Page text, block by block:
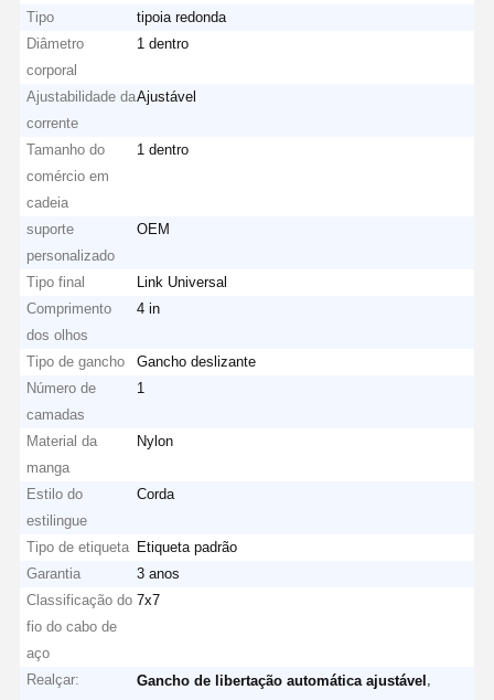
Casa Produtos
Fábrica
Controle De
Casos
Rodas de guindastes
Cilindro de corda do fio
Tipo
tipoia redonda
Diâmetro
corporal
1 dentro
Ajustabilidade da
corrente
Ajustável
Tamanho do
comércio em
cadeia
1 dentro
suporte
personalizado
OEM
Tipo final
Link Universal
Comprimento
dos olhos
4 in
Tipo de gancho
Gancho deslizante
Número de
camadas
1
Material da
manga
Nylon
Estilo do
estilingue
Corda
Tipo de etiqueta Etiqueta padrão
Garantia
3 anos
Classificação do
fio do cabo de
aço
7x7
Realçar: Gancho de libertação automática ajustável